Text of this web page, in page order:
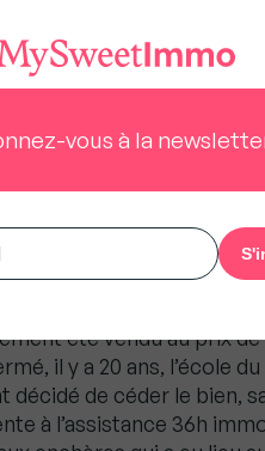
», Guillaume
vendues en
et d’une école
avait pourtant
ne trouvait pas preneur.
été vendu au prix de
il y a 20 ans, l’école du
décidé de céder le bien,
à l’assistance 36h
vous à la